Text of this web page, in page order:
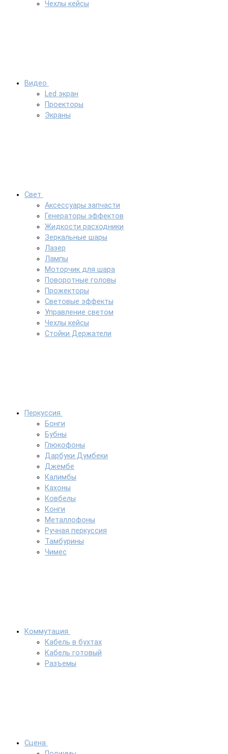
Чехлы кейсы
Видео
Led экран
Проекторы
Экраны
Свет
Аксессуары запчасти
Генераторы эффектов
Жидкости расходники
Зеркальные шары
Лазер
Лампы
Моторчик для шара
Поворотные головы
Прожекторы
Световые эффекты
Управление светом
Чехлы кейсы
Стойки Держатели
Перкуссия
Бонги
Бубны
Глюкофоны
Дарбуки Думбеки
Джембе
Калимбы
Кахоны
Ковбелы
Конги
Металлофоны
Ручная перкуссия
Тамбурины
Чимес
Коммутация
Кабель в бухтах
Кабель готовый
Разъемы
Сцена